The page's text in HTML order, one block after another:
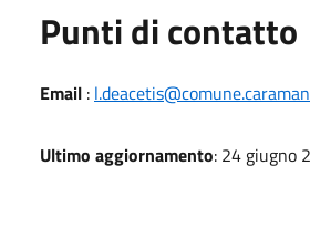
Punti di contatto
Email :
Ultimo aggiornamento: 24 giugno